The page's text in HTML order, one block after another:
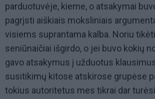
parduotuvėje, kieme, o atsakymai
pagrįsti aiškiais moksliniais
visiems suprantama kalba. Noriu
seniūnaičiai išgirdo, o jei buvo kokių
gavo atsakymus į užduotus
susitikimų kitose atskirose grupėse
tokius autoritetus mes tikrai dar